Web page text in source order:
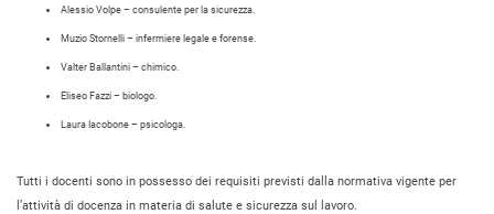
Alessio Volpe – consulente per la sicurezza.
Muzio Stornelli – infermiere legale e forense.
Valter Ballantini – chimico.
Eliseo Fazzi – biologo.
Laura Iacobone – psicologa.
Tutti i docenti sono in possesso dei requisiti previsti dalla normativa vigente per
l’attività di docenza in materia di salute e sicurezza sul lavoro.